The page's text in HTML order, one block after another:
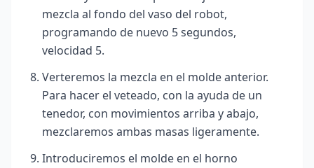
mezcla al fondo del vaso del robot,
programando de nuevo 5 segundos,
velocidad 5.
Verteremos la mezcla en el molde anterior.
Para hacer el veteado, con la ayuda de un
tenedor, con movimientos arriba y abajo,
mezclaremos ambas masas ligeramente.
Introduciremos el molde en el horno